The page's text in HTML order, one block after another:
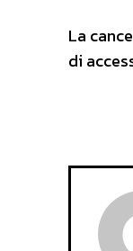
La
di